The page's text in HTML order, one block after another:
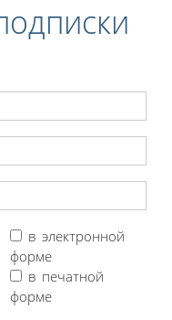
в электронной
форме
в печатной
форме